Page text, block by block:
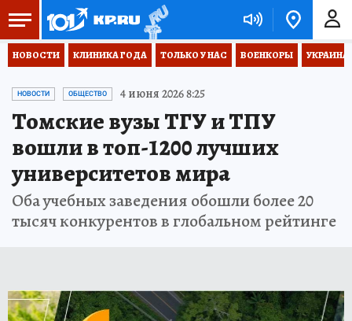
НОВОСТИ КЛИНИКА ГОДА ТОЛЬКО У НАС ВОЕНКОРЫ
НОВОСТИ ОБЩЕСТВО 4 июня 2026 8:25
Томские вузы ТГУ и ТПУ
вошли в топ-1200 лучших
университетов мира
Оба учебных заведения обошли более 20
тысяч конкурентов в глобальном рейтинге